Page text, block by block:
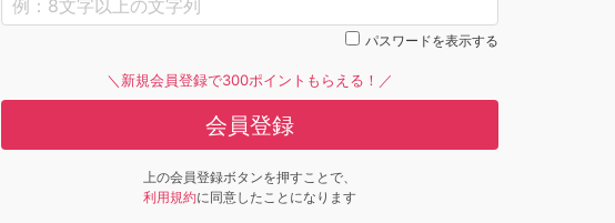
パスワードを表示する
＼新規会員登録で300ポイントもらえる！／
会員登録
上の会員登録ボタンを押すことで、
利用規約に同意したことになります